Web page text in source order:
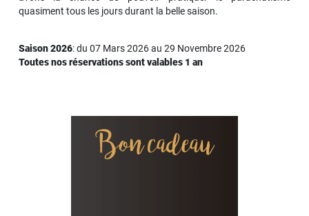
quasiment tous les jours durant la belle saison.
Saison 2026: du 07 Mars 2026 au 29 Novembre 2026
Toutes nos réservations sont valables 1 an
Bon cadeau